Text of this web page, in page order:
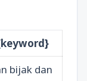
bijak dan